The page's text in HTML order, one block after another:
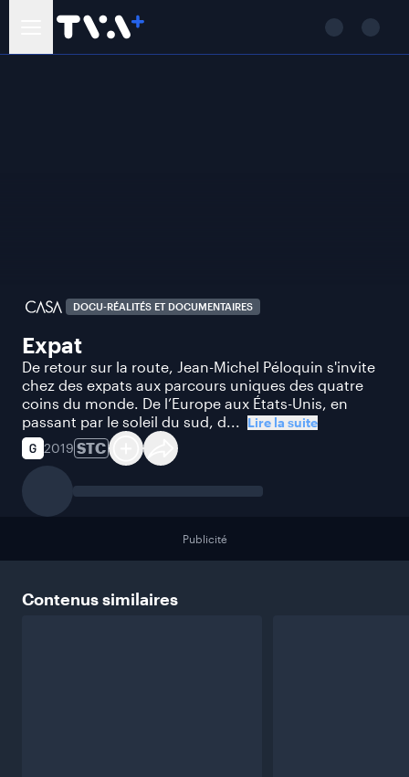
DOCU-RÉALITÉS ET DOCUMENTAIRES
Expat
De retour sur la route, Jean-Michel Péloquin s'invite
chez des expats aux parcours uniques des quatre
coins du monde. De l’Europe aux États-Unis, en
passant par le soleil du sud, d... Lire la suite
2019 STC
Publicité
Contenussimilaires